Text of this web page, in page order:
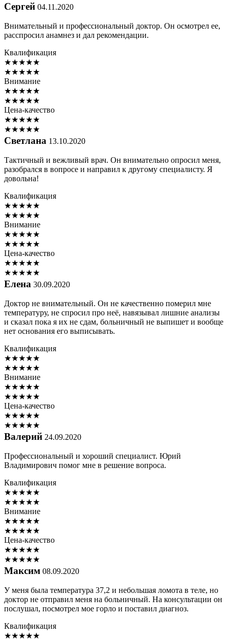
Сергей 04.11.2020
Внимательный и профессиональный доктор. Он осмотрел ее,
расспросил анамнез и дал рекомендации.
Квалификация
★★★★★
★★★★★
Внимание
★★★★★
★★★★★
Цена-качество
★★★★★
★★★★★
Светлана 13.10.2020
Тактичный и вежливый врач. Он внимательно опросил меня,
разобрался в вопросе и направил к другому специалисту. Я
довольна!
Квалификация
★★★★★
★★★★★
Внимание
★★★★★
★★★★★
Цена-качество
★★★★★
★★★★★
Елена 30.09.2020
Доктор не внимательный. Он не качественно померил мне
температуру, не спросил про неё, навязывал лишние анализы
и сказал пока я их не сдам, больничный не выпишет и вообще
нет основания его выписывать.
Квалификация
★★★★★
★★★★★
Внимание
★★★★★
★★★★★
Цена-качество
★★★★★
★★★★★
Валерий 24.09.2020
Профессиональный и хороший специалист. Юрий
Владимирович помог мне в решение вопроса.
Квалификация
★★★★★
★★★★★
Внимание
★★★★★
★★★★★
Цена-качество
★★★★★
★★★★★
Максим 08.09.2020
У меня была температура 37,2 и небольшая ломота в теле, но
доктор не отправил меня на больничный. На консультации он
послушал, посмотрел мое горло и поставил диагноз.
Квалификация
★★★★★